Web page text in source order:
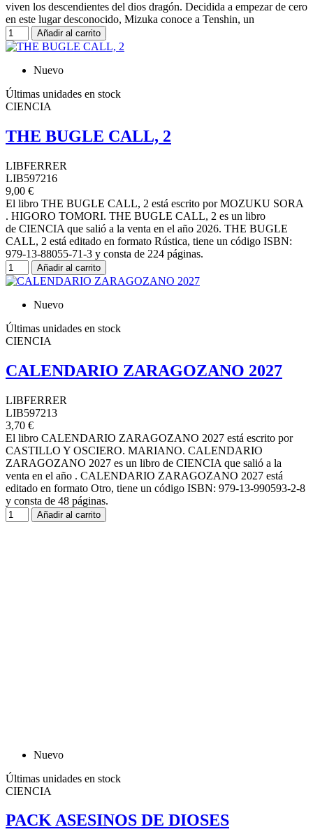
viven los descendientes del dios dragón. Decidida a empezar de cero
en este lugar desconocido, Mizuka conoce a Tenshin, un
Añadir al carrito
Nuevo
Últimas unidades en stock
CIENCIA
THE BUGLE CALL, 2
LIBFERRER
LIB597216
9,00 €
El libro THE BUGLE CALL, 2 está escrito por MOZUKU SORA
. HIGORO TOMORI. THE BUGLE CALL, 2 es un libro
de CIENCIA que salió a la venta en el año 2026. THE BUGLE
CALL, 2 está editado en formato Rústica, tiene un código ISBN:
979-13-88055-71-3 y consta de 224 páginas.
Añadir al carrito
Nuevo
Últimas unidades en stock
CIENCIA
CALENDARIO ZARAGOZANO 2027
LIBFERRER
LIB597213
3,70 €
El libro CALENDARIO ZARAGOZANO 2027 está escrito por
CASTILLO Y OSCIERO. MARIANO. CALENDARIO
ZARAGOZANO 2027 es un libro de CIENCIA que salió a la
venta en el año . CALENDARIO ZARAGOZANO 2027 está
editado en formato Otro, tiene un código ISBN: 979-13-990593-2-8
y consta de 48 páginas.
Añadir al carrito
Nuevo
Últimas unidades en stock
CIENCIA
PACK ASESINOS DE DIOSES